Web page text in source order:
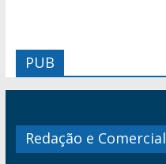
PUB
Redação e Comercial